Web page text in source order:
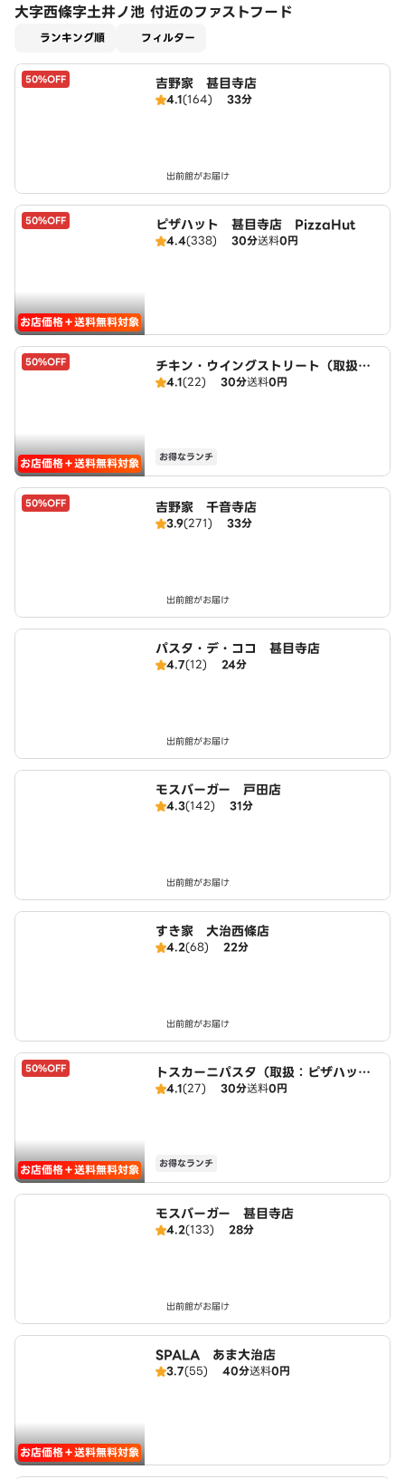
大字西條字土井ノ池 付近のファストフード
ランキング順 フィルター
50%OFF 吉野家 甚目寺店
4.1(164) 33分
出前館がお届け
50%OFF
お店価格＋送料無料対象
ピザハット 甚目寺店 PizzaHut
4.4(338) 30分送料0円
50%OFF
お店価格＋送料無料対象
チキン・ウイングストリート（取扱：
ピザハット甚目寺店）
4.1(22) 30分送料0円
お得なランチ
50%OFF 吉野家 千音寺店
3.9(271) 33分
出前館がお届け
パスタ・デ・ココ 甚目寺店
4.7(12) 24分
出前館がお届け
モスバーガー 戸田店
4.3(142) 31分
出前館がお届け
すき家 大治西條店
4.2(68) 22分
出前館がお届け
50%OFF
お店価格＋送料無料対象
トスカーニパスタ（取扱：ピザハット
甚目寺店）
4.1(27) 30分送料0円
お得なランチ
モスバーガー 甚目寺店
4.2(133) 28分
出前館がお届け
お店価格＋送料無料対象
SPALA あま大治店
3.7(55) 40分送料0円